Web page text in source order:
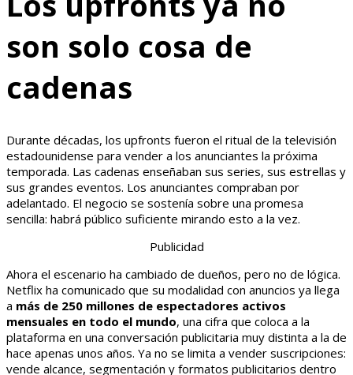
son solo cosa de
cadenas
Durante décadas, los upfronts fueron el ritual de la televisión
estadounidense para vender a los anunciantes la próxima
temporada. Las cadenas enseñaban sus series, sus estrellas y
sus grandes eventos. Los anunciantes compraban por
adelantado. El negocio se sostenía sobre una promesa
sencilla: habrá público suficiente mirando esto a la vez.
Publicidad
Ahora el escenario ha cambiado de dueños, pero no de lógica.
Netflix ha comunicado que su modalidad con anuncios ya llega
a más de 250 millones de espectadores activos
mensuales en todo el mundo, una cifra que coloca a la
plataforma en una conversación publicitaria muy distinta a la de
hace apenas unos años. Ya no se limita a vender suscripciones:
vende alcance, segmentación y formatos publicitarios dentro